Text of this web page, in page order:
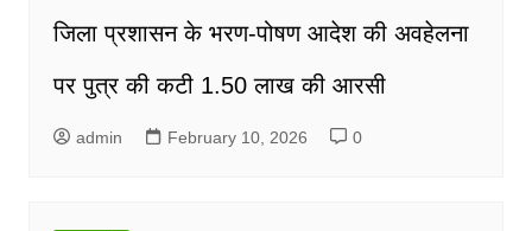
जिला प्रशासन के भरण-पोषण आदेश की अवहेलना
पर पुत्र की कटी 1.50 लाख की आरसी
admin February 10, 2026 0